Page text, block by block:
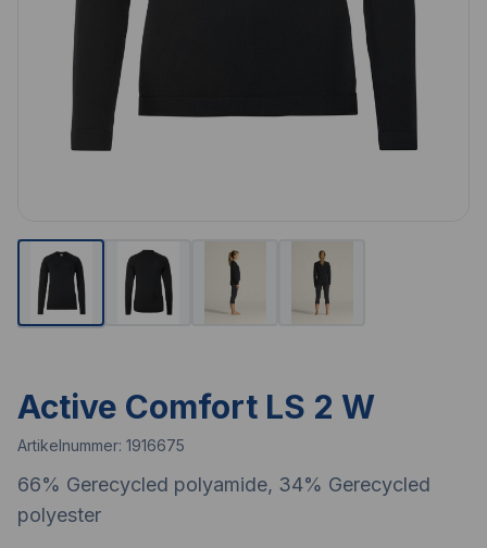
Active Comfort LS 2 W
Artikelnummer: 1916675
66% Gerecycled polyamide, 34% Gerecycled
polyester